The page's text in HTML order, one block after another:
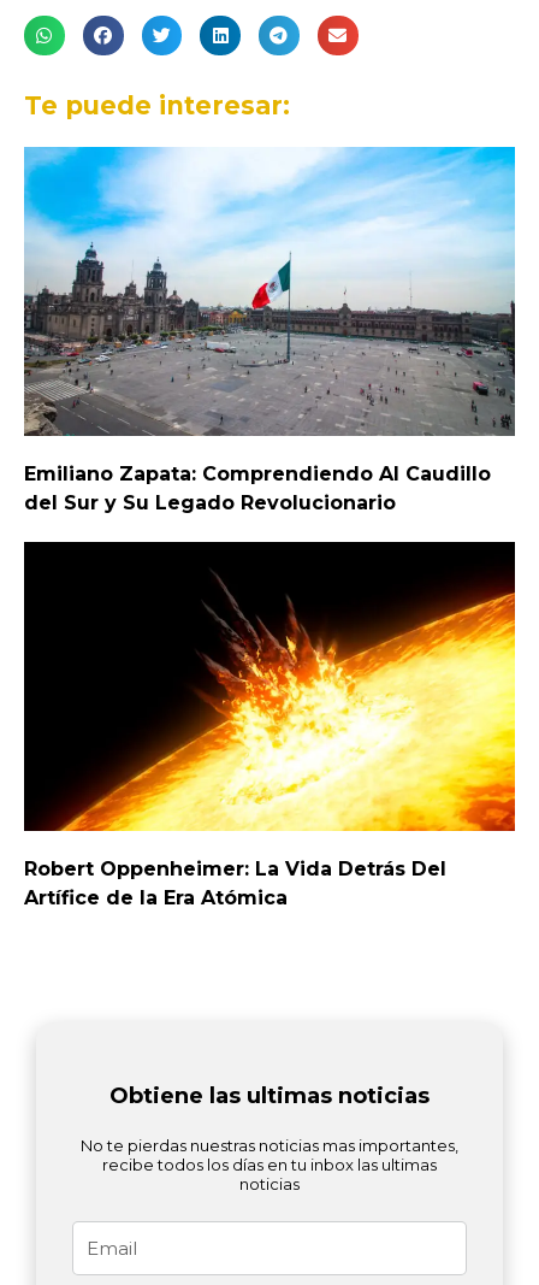
Te puede interesar:
Emiliano Zapata: Comprendiendo Al Caudillo
del Sur y Su Legado Revolucionario
Robert Oppenheimer: La Vida Detrás Del
Artífice de la Era Atómica
Obtiene las ultimas noticias
No te pierdas nuestras noticias mas importantes,
recibe todos los días en tu inbox las ultimas
noticias